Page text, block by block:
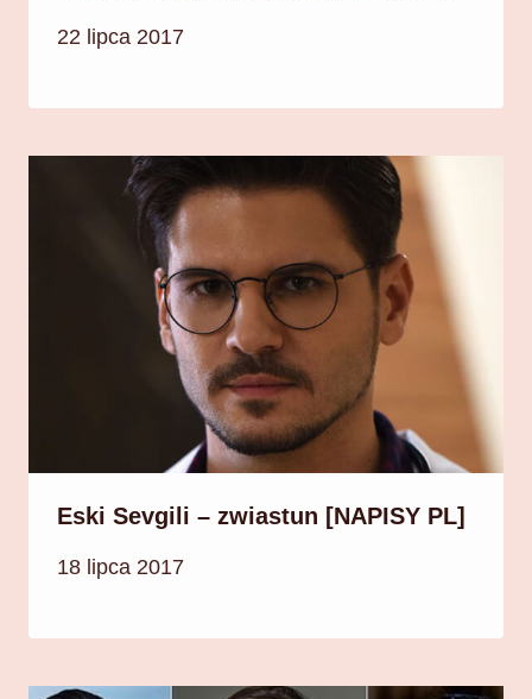
22 lipca 2017
Eski Sevgili – zwiastun [NAPISY PL]
18 lipca 2017